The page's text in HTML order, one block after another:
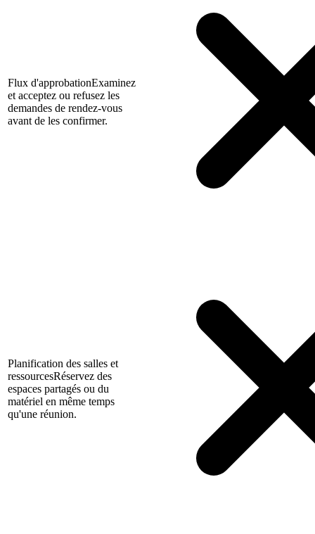
Flux d'approbationExaminez
et acceptez ou refusez les
demandes de rendez-vous
avant de les confirmer.
Planification des salles et
ressourcesRéservez des
espaces partagés ou du
matériel en même temps
qu'une réunion.